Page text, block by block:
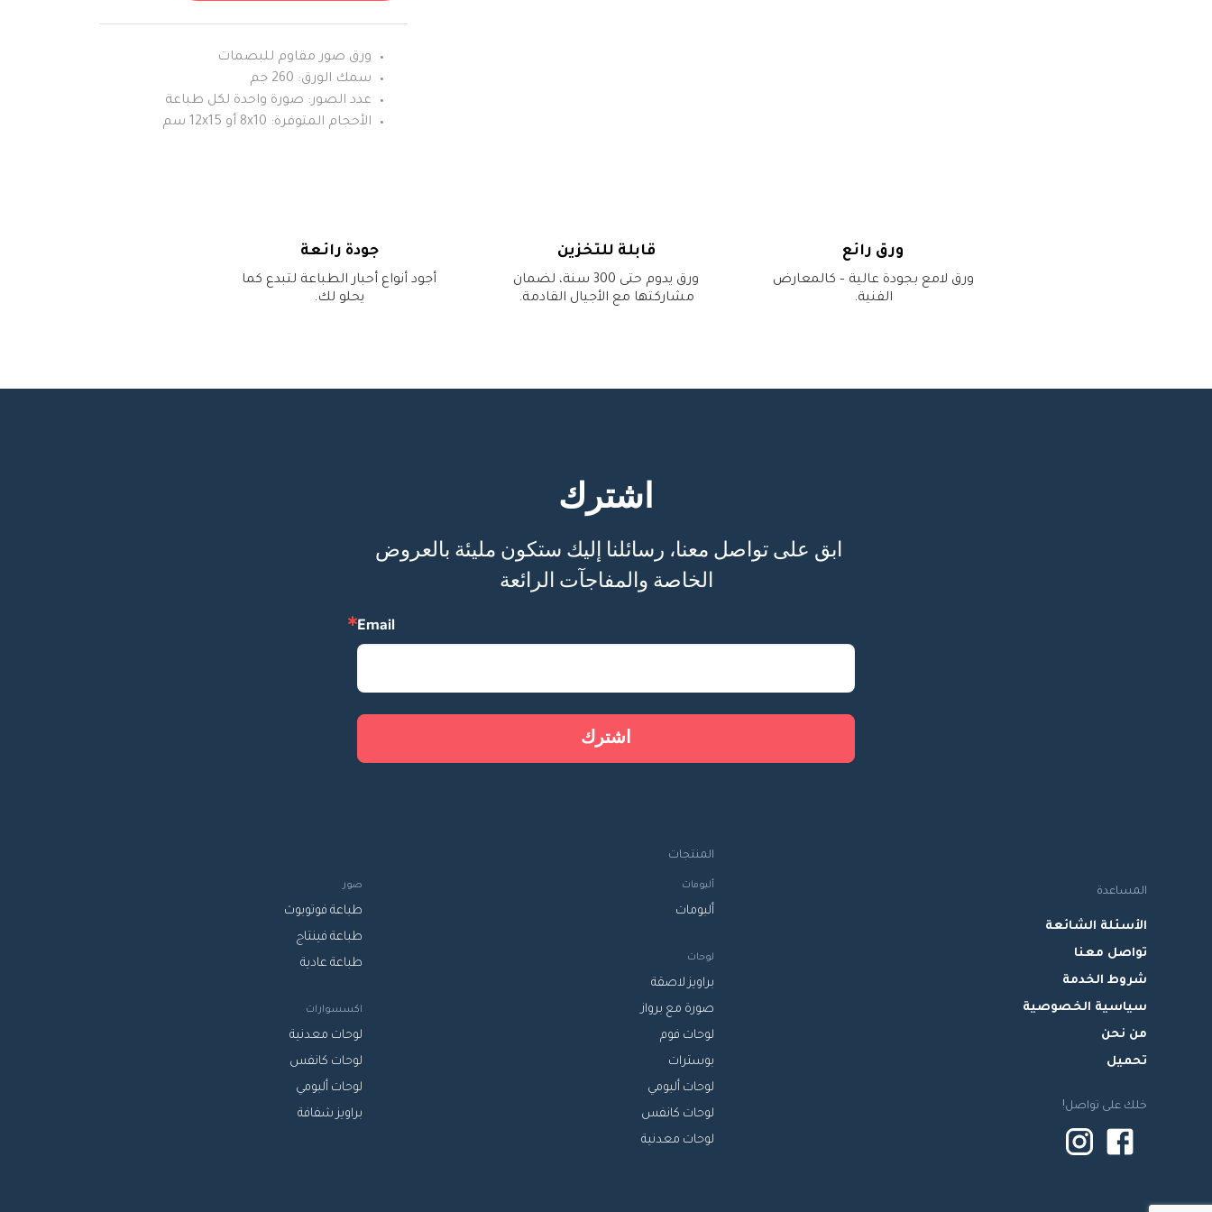
ورق صور مقاوم للبصمات
سمك الورق: 260 جم
عدد الصور: صورة واحدة لكل طباعة
الأحجام المتوفرة: 8x10 أو 12x15 سم
ورق رائع
ورق لامع بجودة عالية – كالمعارض
الفنية.
قابلة للتخزين
ورق يدوم حتى 300 سنة، لضمان
مشاركتها مع الأجيال القادمة.
جودة رائعة
أجود أنواع أحبار الطباعة لتبدع كما
يحلو لك.
اشترك
الخاصة والمفاجآت الرائعة
Email
اشترك
المساعدة
الأسئلة الشائعة
تواصل معنا
شروط الخدمة
سياسية الخصوصية
من نحن
تحميل
خلك على تواصل!
المنتجات
ألبومات
ألبومات
لوحات
براويز لاصقة
صورة مع برواز
لوحات فوم
بوسترات
لوحات ألبومي
لوحات كانفس
لوحات معدنية
صور
طباعة فوتوبوث
طباعة فينتاج
طباعة عادية
اكسسوارات
لوحات معدنية
لوحات كانفس
لوحات ألبومي
براويز شفافة